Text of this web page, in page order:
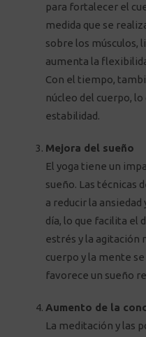
para fortalecer el
medida que se
sobre los músculos,
aumenta la
Con el tiempo,
núcleo del cuerpo,
estabilidad.
Mejora del sueño
El yoga tiene un
sueño. Las técnicas
a reducir la ansiedad
día, lo que facilita el
estrés y la agitación
cuerpo y la mente
favorece un sueño
Aumento de la
La meditación y las